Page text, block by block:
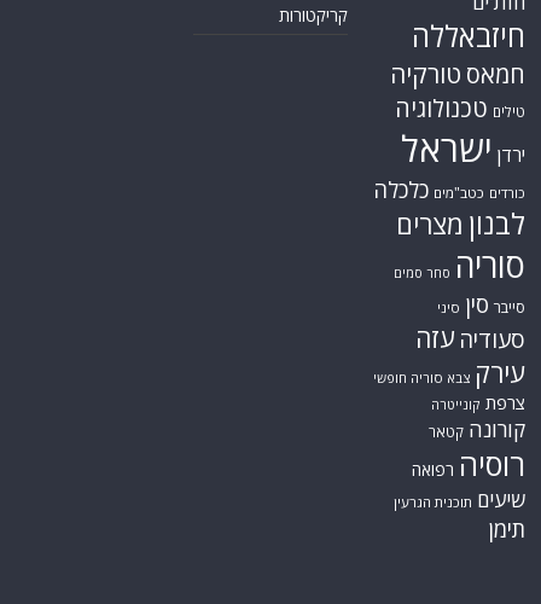
חיזבאללה
חמאס טורקיה
טילים טכנולוגיה
ירדן ישראל
כורדים כטב"מים כלכלה
לבנון מצרים
סוריה סחר סמים
סייבר סין סיני
סעודיה עזה
עירק צבא סוריה חופשי
צרפת קונייטרה
קורונה קטאר
רוסיה רפואה
שיעים תוכנית הגרעין
תימן
קריקטורות